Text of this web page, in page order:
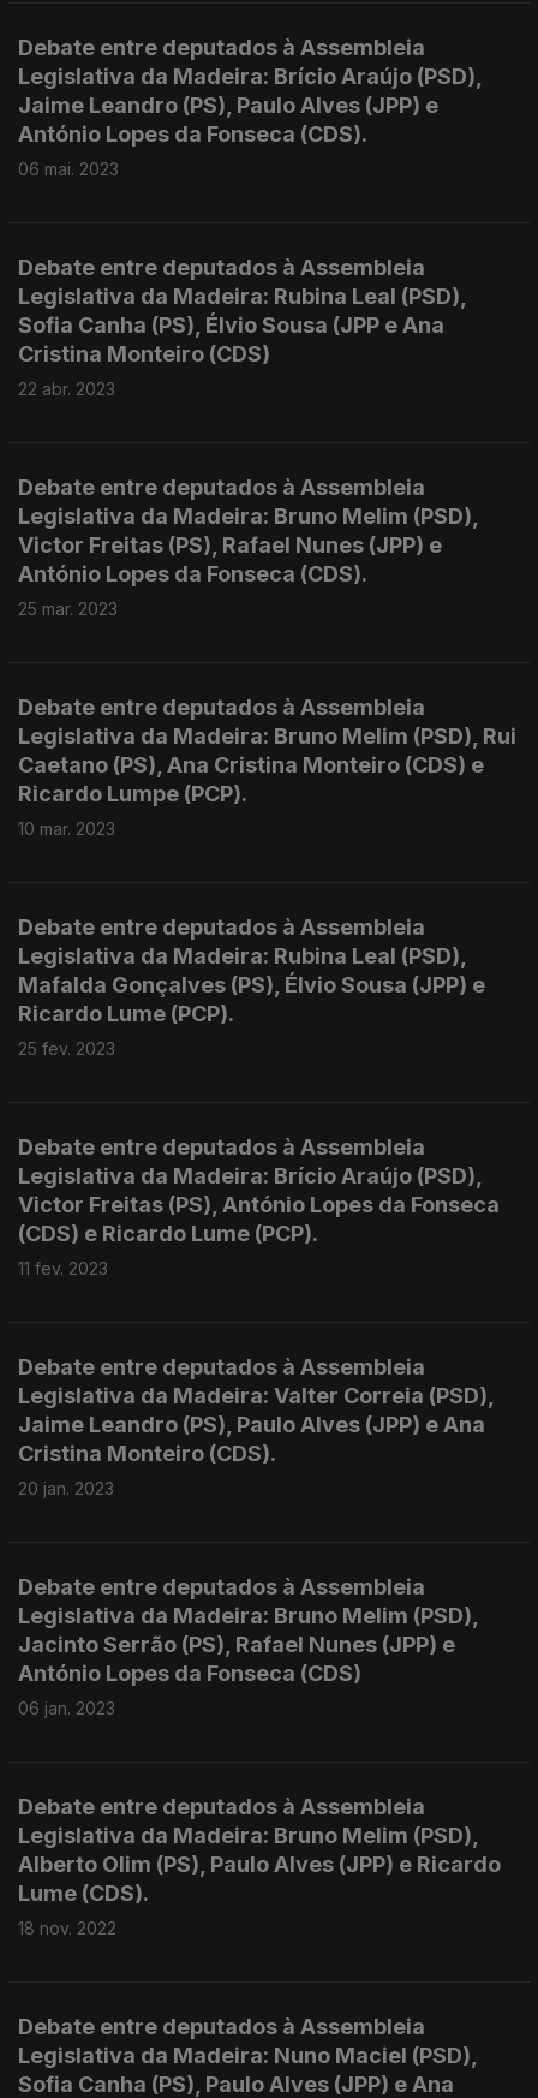
Debate entre deputados à Assembleia
Legislativa da Madeira: Brício Araújo (PSD),
Jaime Leandro (PS), Paulo Alves (JPP) e
António Lopes da Fonseca (CDS).
06 mai. 2023
Debate entre deputados à Assembleia
Legislativa da Madeira: Rubina Leal (PSD),
Sofia Canha (PS), Élvio Sousa (JPP e Ana
Cristina Monteiro (CDS)
22 abr. 2023
Debate entre deputados à Assembleia
Legislativa da Madeira: Bruno Melim (PSD),
Victor Freitas (PS), Rafael Nunes (JPP) e
António Lopes da Fonseca (CDS).
25 mar. 2023
Debate entre deputados à Assembleia
Legislativa da Madeira: Bruno Melim (PSD), Rui
Caetano (PS), Ana Cristina Monteiro (CDS) e
Ricardo Lumpe (PCP).
10 mar. 2023
Debate entre deputados à Assembleia
Legislativa da Madeira: Rubina Leal (PSD),
Mafalda Gonçalves (PS), Élvio Sousa (JPP) e
Ricardo Lume (PCP).
25 fev. 2023
Debate entre deputados à Assembleia
Legislativa da Madeira: Brício Araújo (PSD),
Victor Freitas (PS), António Lopes da Fonseca
(CDS) e Ricardo Lume (PCP).
11 fev. 2023
Debate entre deputados à Assembleia
Legislativa da Madeira: Valter Correia (PSD),
Jaime Leandro (PS), Paulo Alves (JPP) e Ana
Cristina Monteiro (CDS).
20 jan. 2023
Debate entre deputados à Assembleia
Legislativa da Madeira: Bruno Melim (PSD),
Jacinto Serrão (PS), Rafael Nunes (JPP) e
António Lopes da Fonseca (CDS)
06 jan. 2023
Debate entre deputados à Assembleia
Legislativa da Madeira: Bruno Melim (PSD),
Alberto Olim (PS), Paulo Alves (JPP) e Ricardo
Lume (CDS).
18 nov. 2022
Debate entre deputados à Assembleia
Legislativa da Madeira: Nuno Maciel (PSD),
Sofia Canha (PS), Paulo Alves (JPP) e Ana